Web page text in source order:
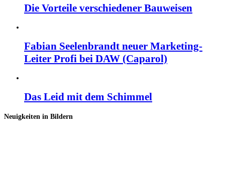
Die Vorteile verschiedener Bauweisen
Fabian Seelenbrandt neuer Marketing-
Leiter Profi bei DAW (Caparol)
Das Leid mit dem Schimmel
Neuigkeiten in Bildern